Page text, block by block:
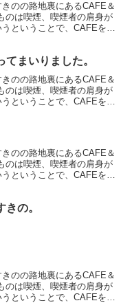
のの路地裏にあるCAFE＆
のは喫煙、喫煙者の肩身が
ということで、CAFEを名
てまいりました。
のの路地裏にあるCAFE＆
のは喫煙、喫煙者の肩身が
ということで、CAFEを名
のの路地裏にあるCAFE＆
のは喫煙、喫煙者の肩身が
ということで、CAFEを名
きの。
のの路地裏にあるCAFE＆
のは喫煙、喫煙者の肩身が
ということで、CAFEを名